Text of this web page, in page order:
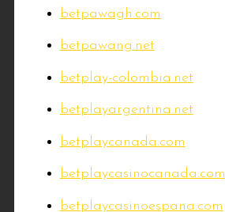
betpawagh.com
betpawang.net
betplay-colombia.net
betplayargentina.net
betplaycanada.com
betplaycasinocanada.com
betplaycasinoespana.com